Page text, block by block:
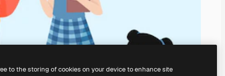
to the storing of cookies on your device to enhance site